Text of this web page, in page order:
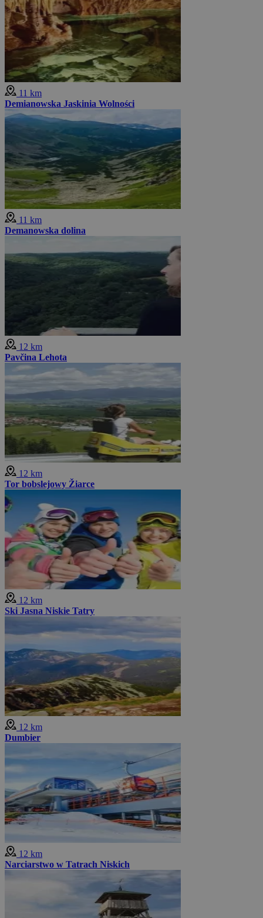
11 km
Demianowska Jaskinia Wolności
11 km
Demanowska dolina
12 km
Pavčina Lehota
12 km
Tor bobslejowy Žiarce
12 km
Ski Jasna Niskie Tatry
12 km
Dumbier
12 km
Narciarstwo w Tatrach Niskich